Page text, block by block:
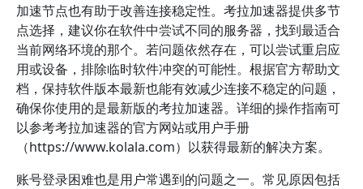
加速节点也有助于改善连接稳定性。考拉加速器提供多节
点选择，建议你在软件中尝试不同的服务器，找到最适合
当前网络环境的那个。若问题依然存在，可以尝试重启应
用或设备，排除临时软件冲突的可能性。根据官方帮助文
档，保持软件版本最新也能有效减少连接不稳定的问题，
确保你使用的是最新版的考拉加速器。详细的操作指南可
以参考考拉加速器的官方网站或用户手册
（https://www.kolala.com）以获得最新的解决方案。
账号登录困难也是用户常遇到的问题之一。常见原因包括